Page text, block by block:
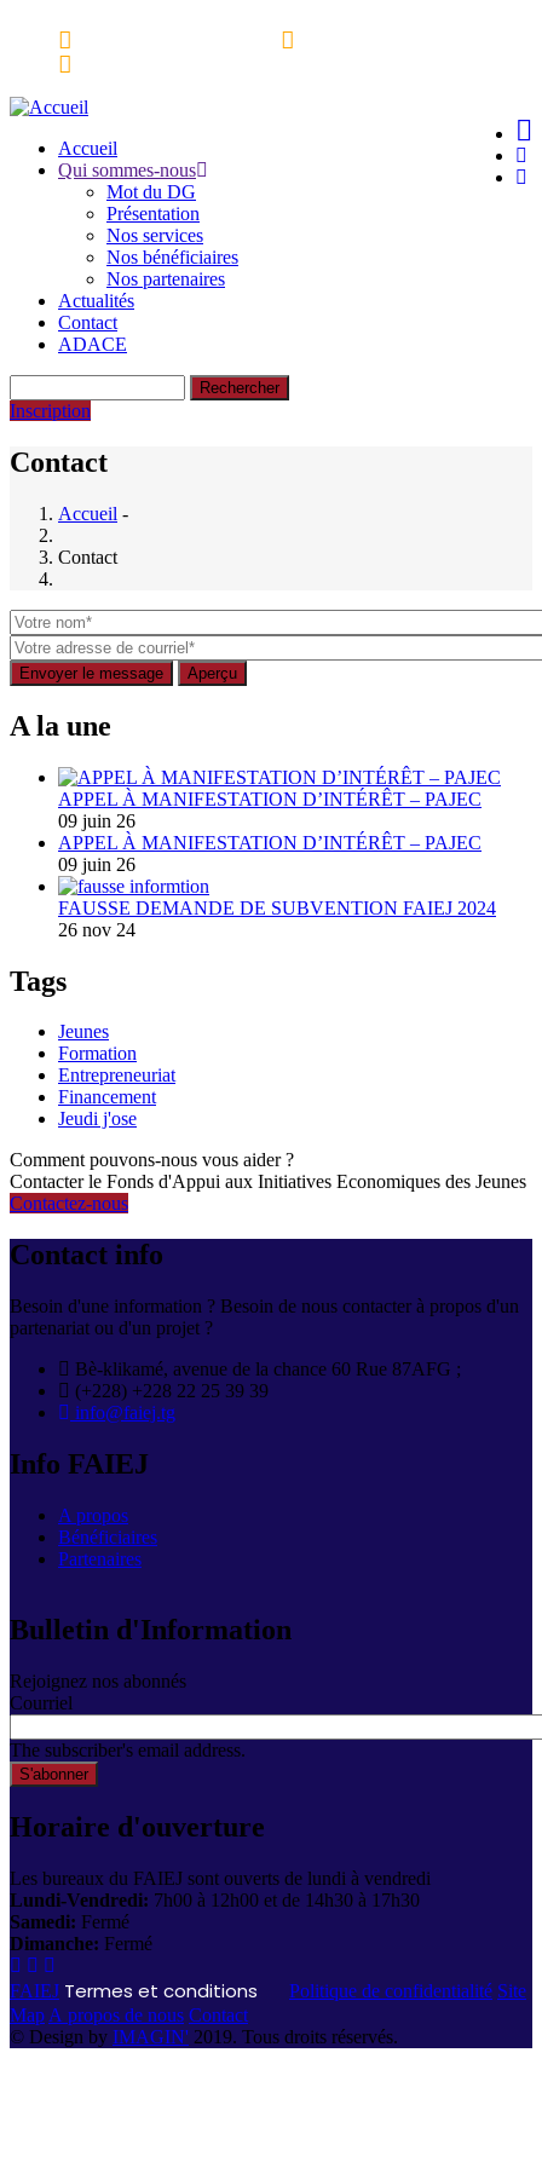
contenu
Main
navigation
Accueil
Qui sommes-nous
Mot du DG
Présentation
Nos services
Nos bénéficiaires
Nos partenaires
Actualités
Contact
ADACE
Inscription
Contact
Fil
d'Ariane
Accueil -
Contact
A la une
APPEL À MANIFESTATION D’INTÉRÊT – PAJEC
09 juin 26
APPEL À MANIFESTATION D’INTÉRÊT – PAJEC
09 juin 26
FAUSSE DEMANDE DE SUBVENTION FAIEJ 2024
26 nov 24
Tags
Jeunes
Formation
Entrepreneuriat
Financement
Jeudi j'ose
Comment pouvons-nous vous aider ?
Contacter le Fonds d'Appui aux Initiatives Economiques des Jeunes
Contactez-nous
Contact info
Besoin d'une information ? Besoin de nous contacter à propos d'un
partenariat ou d'un projet ?
Bè-klikamé, avenue de la chance 60 Rue 87AFG ;
(+228) +228 22 25 39 39
info@faiej.tg
Info FAIEJ
A propos
Bénéficiaires
Partenaires
Bulletin d'Information
Rejoignez nos abonnés
Courriel
The subscriber's email address.
Horaire d'ouverture
Les bureaux du FAIEJ sont ouverts de lundi à vendredi
Lundi-Vendredi: 7h00 à 12h00 et de 14h30 à 17h30
Samedi: Fermé
Dimanche: Fermé
FAIEJ Termes et conditions Politique de confidentialité Site
Map A propos de nous Contact
© Design by IMAGIN' 2019. Tous droits réservés.